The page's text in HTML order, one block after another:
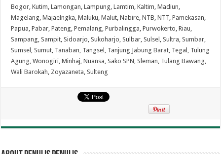
Bogor ,Kutim ,Lamongan ,Lampung ,Lamtim ,Kaltim ,Madiun
Magelang ,Majaelngka ,Maluku ,Malut ,Nabire ,NTB ,NTT ,Pamekasan
Papua ,Pabar ,Pateng ,Pemalang ,Purbalingga ,Purwokerto ,Riau
Sampang ,Sampit ,Sidoarjo ,Sukoharjo ,Sulbar ,Sulsel ,Sultra ,Sumbar
Sumsel ,Sumut Tanaban Tangsel Tanjung Jabung Barat Tegal
Tulung
Agung ,Wonogiri ,Minhaj ,Nuansa ,Sako SPN ,Sleman Tulang Bawang
Wali Barokah Zoyazaneta ,Sulteng